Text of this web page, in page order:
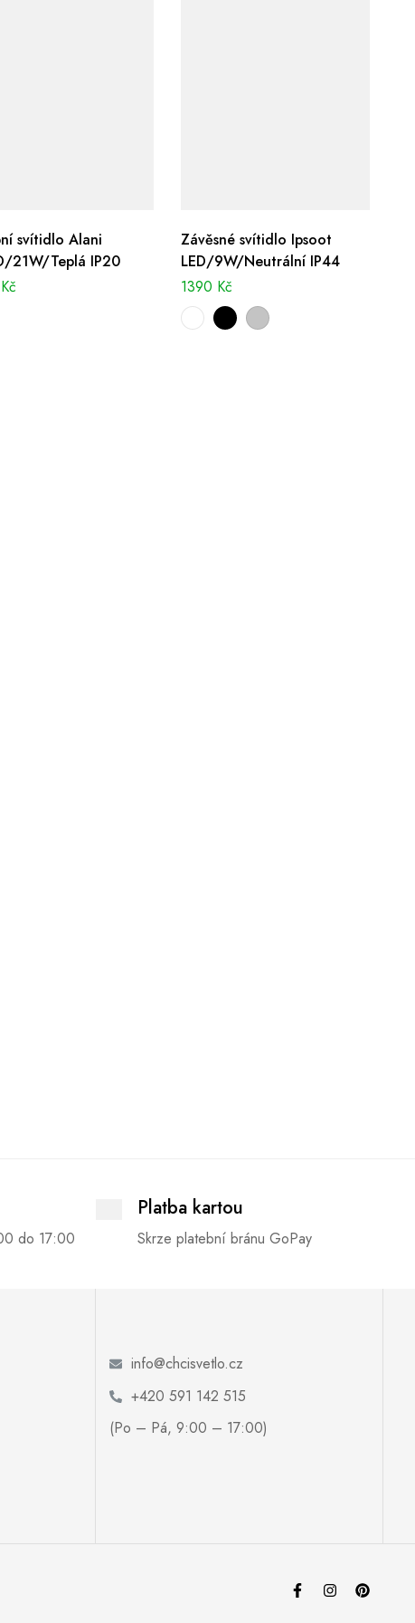
svítidlo Alani
21W/Teplá IP20
Kč
Závěsné svítidlo Ipsoot
LED/9W/Neutrální IP44
1390 Kč
do 17:00
Platba kartou
Skrze platební bránu GoPay
info@chcisvetlo.cz
+420 591 142 515
(Po – Pá, 9:00 – 17:00)